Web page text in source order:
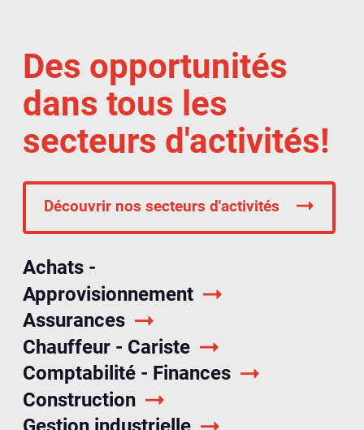
Des opportunités
dans tous les
secteurs d'activités!
Découvrir nos secteurs d'activités
Achats -
Approvisionnement
Assurances
Chauffeur - Cariste
Comptabilité - Finances
Construction